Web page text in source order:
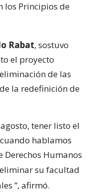
los Principios de
Rabat, sostuvo
el proyecto
de las
la redefinición de
tener listo el
hablamos
Humanos
su facultad
”, afirmó.